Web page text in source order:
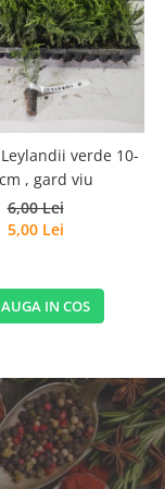
verde 10-
, gard viu
6,00 Lei
5,00 Lei
IN COS